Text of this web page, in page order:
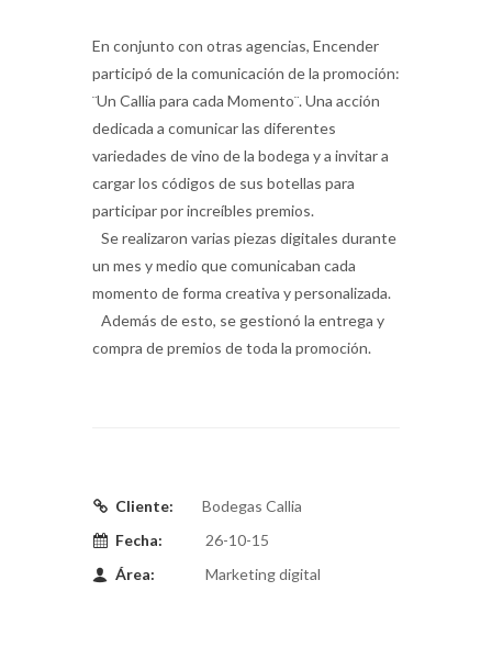
En conjunto con otras agencias, Encender
participó de la comunicación de la promoción:
¨Un Callia para cada Momento¨. Una acción
dedicada a comunicar las diferentes
variedades de vino de la bodega y a invitar a
cargar los códigos de sus botellas para
participar por increíbles premios.
Se realizaron varias piezas digitales durante
un mes y medio que comunicaban cada
momento de forma creativa y personalizada.
Además de esto, se gestionó la entrega y
compra de premios de toda la promoción.
Cliente:
Bodegas Callia
Fecha:
26-10-15
Área:
Marketing digital